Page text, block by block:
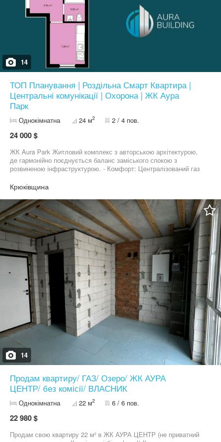
14
ТОП Планування | Роздільна Смарт Квартира |
Центральні комунікації | Охорона | ЖК Аура
Парк
Однокімнатна 24 м2 2 / 4 пов.
24 000 $
ЖК Aura Park Житловий комплекс з авторською архітектурою,
де гармонійно поєднується баланс заміського спокою з
розвиненою інфраструктурою. - Комфорт: Централізований газ
центральна каналізація та індивідуальна свердловина для
кожного під'їзду забезпечують незалежність та економію. -
Природа: Всього за кілька кроків — мальовниче озеро та зона
відпочинку для ваших прогулянок. - Логістика: Зупинка
громадського транспорту прямо біля комплексу - до метро
Теремки 15 хвилин. - Безпека 24/7: Охорона, закритий двір та
цілодобове відеоспостереження для вашого спокою. -
Інфраструктура, що активно розвивається: На території ЖК Aura
Park планується відкриття продуктового магазину, кафе з
терасо та іншої комерції. Інвестиційні можливості: квартири від
15 кв.м. до 36 кв.м. - ідеально підходять для власного
проживання та інвестицій. Не зволікайте! Запрошуємо на
перегляд. Працюємо без вихідних, 7 днів на тиждень!
Телефонуйте!
Крюківщина
14
Продам квартиру/ ГАЗ/ Озеро/ ЖК АУРА
ЦЕНТР/ без комісії/ ВЛАСНИК
Однокімнатна 22 м2 6 / 6 пов.
22 980 $
Продам свою квартиру 22 м² в ЖК АУРА ЦЕНТР (не приватний